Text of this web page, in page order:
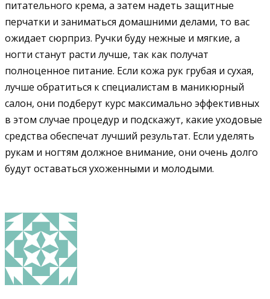
питательного крема, а затем надеть защитные
перчатки и заниматься домашними делами, то вас
ожидает сюрприз. Ручки буду нежные и мягкие, а
ногти станут расти лучше, так как получат
полноценное питание. Если кожа рук грубая и сухая,
лучше обратиться к специалистам в маникюрный
салон, они подберут курс максимально эффективных
в этом случае процедур и подскажут, какие уходовые
средства обеспечат лучший результат. Если уделять
рукам и ногтям должное внимание, они очень долго
будут оставаться ухоженными и молодыми.